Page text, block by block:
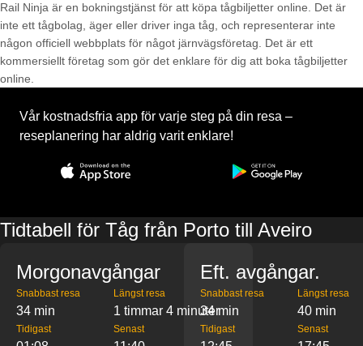
Rail Ninja är en bokningstjänst för att köpa tågbiljetter online. Det är
inte ett tågbolag, äger eller driver inga tåg, och representerar inte
någon officiell webbplats för något järnvägsföretag. Det är ett
kommersiellt företag som gör det enklare för dig att boka tågbiljetter
online.
Vår kostnadsfria app för varje steg på din resa –
reseplanering har aldrig varit enklare!
Tidtabell för Tåg från Porto till Aveiro
Morgonavgångar
Snabbast resa
34 min
Längst resa
1 timmar 4 minuter
Tidigast Senast
Eft. avgångar.
Snabbast resa
34 min
Längst resa
40 min
Tidigast Senast